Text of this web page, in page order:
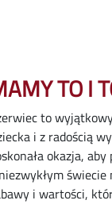
TO I
to
i z radością
okazja,
i wartości,